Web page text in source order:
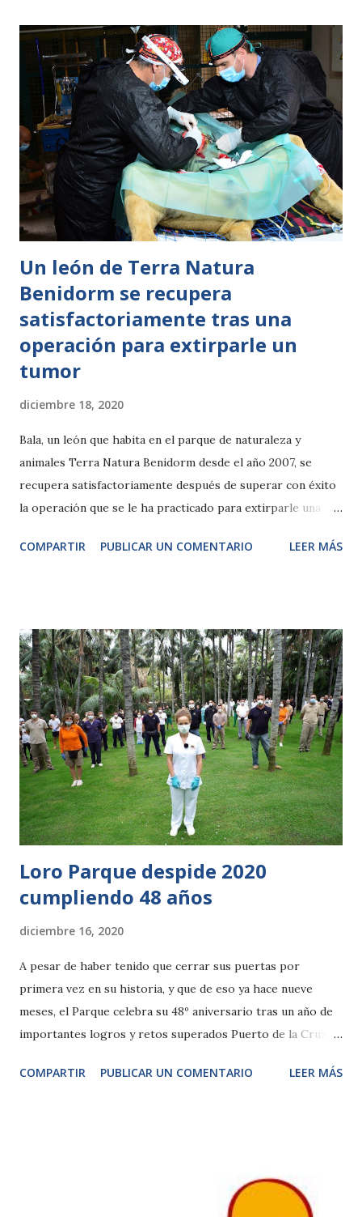
ámbitos un llamamiento colectivo al comportamiento
responsable y a seguir las indicaciones de las autoridades
sanitarias por el bien común. BIOPARC, una vez más, quiere
sumarse al mismo y nos recuerda que ofrece un “ocio con
causa” seguro y responsable en uno de los 10 mejores
parques de animales del mundo. El compromiso con la
tranquilidad de la visita es total y para ello se han
implementado una serie de medidas extraordinarias. En
primer lugar todo lo relacionado con los aforos, con un
máximo ...
Un león de Terra Natura
Benidorm se recupera
satisfactoriamente tras una
operación para extirparle un
tumor
diciembre 18, 2020
Bala, un león que habita en el parque de naturaleza y
animales Terra Natura Benidorm desde el año 2007, se
recupera satisfactoriamente después de superar con éxito
la operación que se le ha practicado para extirparle una
una muestra del tejido con el fin de tener un pronóstico.
de una masa que era compatible con un posible tumor junto
al estómago, por lo que se le extrajo una muestra para su
citología para determinar si se trataba de un
adenocarcinoma. El equipo veterinario que ha intervenido
en la operación, formado por dos veterinarios y cuatro
cuidadores especializados de Terra Natura Benidorm, y por
el veterinario José Rial y el técnico Oscar Blázquez del
Hospital Veterinario Marina Baixa, ha conseguido extirpar
dos masas localizadas en el hígado, una de ellas d...
COMPARTIR PUBLICAR UN COMENTARIO LEER MÁS
Loro Parque despide 2020
cumpliendo 48 años
diciembre 16, 2020
A pesar de haber tenido que cerrar sus puertas por
primera vez en su historia, y que de eso ya hace nueve
meses, el Parque celebra su 48º aniversario tras un año de
importantes logros y retos superados Puerto de la Cruz,
punto de dar cierre a un turbulento 2020, Loro Parque
tras cerrar el pasado 15 de marzo, el Parque ha sido
COMPARTIR PUBLICAR UN COMENTARIO LEER MÁS